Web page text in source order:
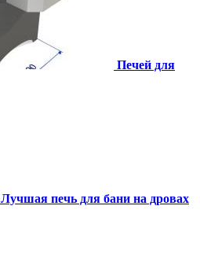
Печей для
Лучшая печь для бани на дровах